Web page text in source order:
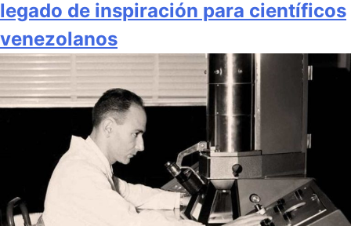
legado de inspiración para científicos
venezolanos